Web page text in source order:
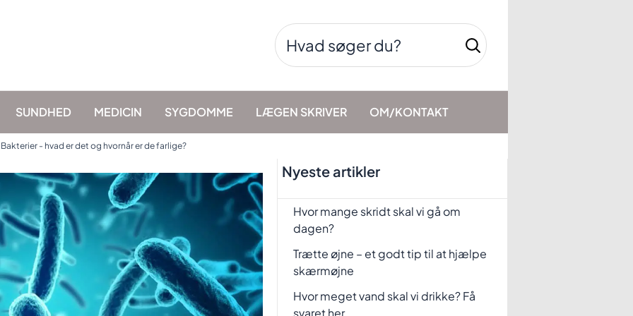
Søg
efter:
SUNDHED MEDICIN SYGDOMME LÆGEN SKRIVER OM/KONTAKT
Bakterier - hvad er det og hvornår er de farlige?
Nyeste artikler
Hvor mange skridt skal vi gå om
dagen?
Trætte øjne – et godt tip til at hjælpe
skærmøjne
Hvor meget vand skal vi drikke? Få